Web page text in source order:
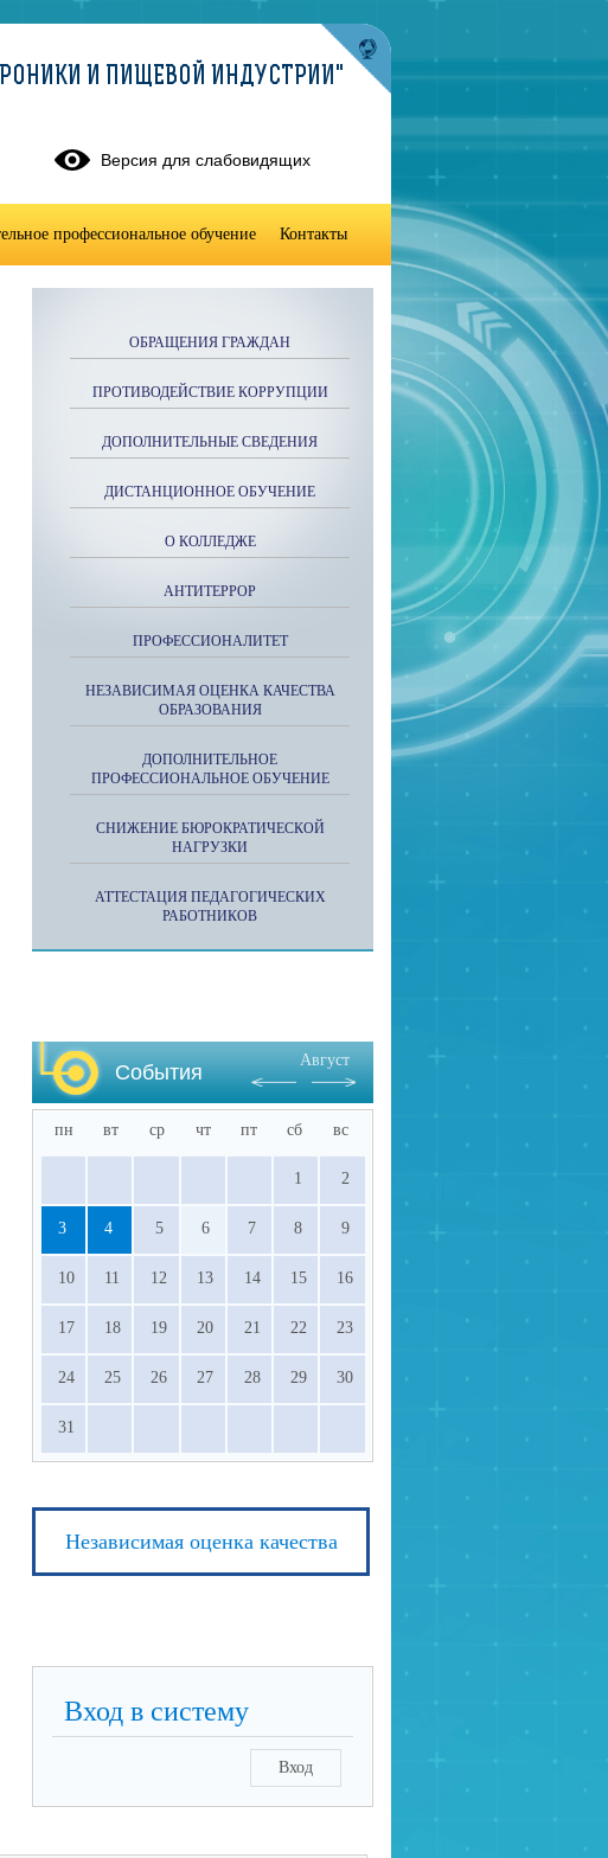
ОБРАЩЕНИЯ ГРАЖДАН
ПРОТИВОДЕЙСТВИЕ КОРРУПЦИИ
ДОПОЛНИТЕЛЬНЫЕ СВЕДЕНИЯ
ДИСТАНЦИОННОЕ ОБУЧЕНИЕ
О КОЛЛЕДЖЕ
АНТИТЕРРОР
ПРОФЕССИОНАЛИТЕТ
НЕЗАВИСИМАЯ ОЦЕНКА КАЧЕСТВА
ОБРАЗОВАНИЯ
ДОПОЛНИТЕЛЬНОЕ
ПРОФЕССИОНАЛЬНОЕ ОБУЧЕНИЕ
СНИЖЕНИЕ БЮРОКРАТИЧЕСКОЙ
НАГРУЗКИ
АТТЕСТАЦИЯ ПЕДАГОГИЧЕСКИХ
РАБОТНИКОВ
События
Август
пн вт ср чт пт сб вс
1 2
3 4 5 6 7 8 9
10 11 12 13 14 15 16
17 18 19 20 21 22 23
24 25 26 27 28 29 30
31
Независимая оценка качества
Вход в систему
Вход
И ПИЩЕВОЙ ИНДУСТРИИ"
Версия для слабовидящих
профессиональное обучение Контакты